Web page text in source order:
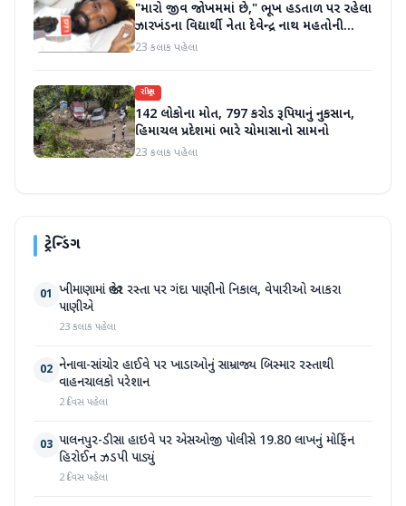
"મારો જીવ જોખમમાં છે," ભૂખ હડતાળ પર રહેલા
ઝારખંડના વિદ્યાર્થી નેતા દેવેન્દ્ર નાથ મહતોની
તબિયત ખરાબ
23 કલાક પહેલા
રાષ્ટ્રીય
142 લોકોના મોત, 797 કરોડ રૂપિયાનું નુકસાન,
હિમાચલ પ્રદેશમાં ભારે ચોમાસાનો સામનો
23 કલાક પહેલા
ટ્રેન્ડિંગ
01 ખીમાણામાં જાહેર રસ્તા પર ગંદા પાણીનો નિકાલ, વેપારીઓ આકરા
પાણીએ
23 કલાક પહેલા
02 નેનાવા-સાંચોર હાઈવે પર ખાડાઓનું સામ્રાજ્ય બિસ્માર રસ્તાથી
વાહનચાલકો પરેશાન
2 દિવસ પહેલા
03 પાલનપુર-ડીસા હાઇવે પર એસઓજી પોલીસે 19.80 લાખનું મોર્ફિન
હિરોઈન ઝડપી પાડ્યું
2 દિવસ પહેલા